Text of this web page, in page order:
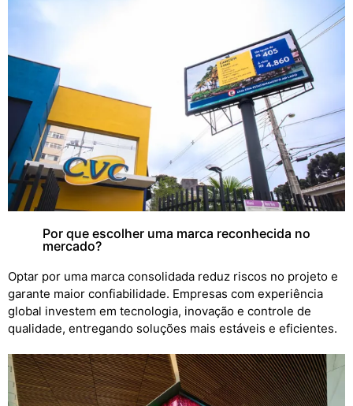
Por que escolher uma marca reconhecida no
mercado?
Optar por uma marca consolidada reduz riscos no projeto e
garante maior confiabilidade. Empresas com experiência
global investem em tecnologia, inovação e controle de
qualidade, entregando soluções mais estáveis e eficientes.